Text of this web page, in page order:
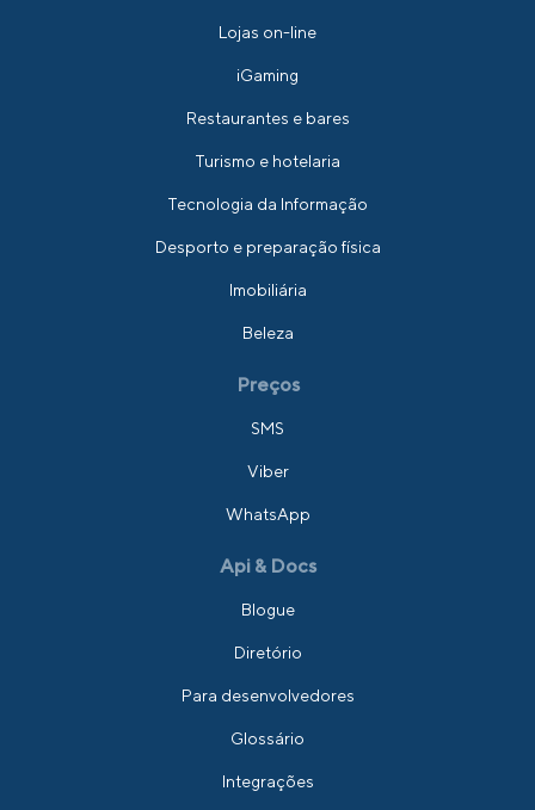
Lojas on-line
iGaming
Restaurantes e bares
Turismo e hotelaria
Tecnologia da Informação
Desporto e preparação física
Imobiliária
Beleza
Preços
SMS
Viber
WhatsApp
Api & Docs
Blogue
Diretório
Para desenvolvedores
Glossário
Integrações